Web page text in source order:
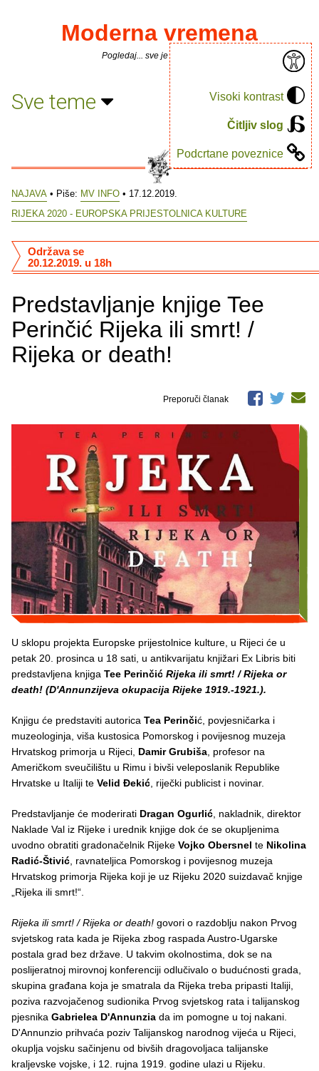
Visoki kontrast
Čitljiv slog
Podcrtane poveznice
Moderna vremena
Pogledaj... sve je puno knjiga.
Sve teme
NAJAVA • Piše: MV INFO • 17.12.2019.
RIJEKA 2020 - EUROPSKA PRIJESTOLNICA KULTURE
Predstavljanje knjige Tee
Perinčić Rijeka ili smrt! /
Rijeka or death!
Održava se
20.12.2019. u 18h
Preporuči članak
U sklopu projekta Europske prijestolnice kulture, u Rijeci će u
petak 20. prosinca u 18 sati, u antikvarijatu knjižari Ex Libris biti
predstavljena knjiga Tee Perinčić Rijeka ili smrt! / Rijeka or
death! (D'Annunzijeva okupacija Rijeke 1919.-1921.).
Knjigu će predstaviti autorica Tea Perinčić, povjesničarka i
muzeologinja, viša kustosica Pomorskog i povijesnog muzeja
Hrvatskog primorja u Rijeci, Damir Grubiša, profesor na
Američkom sveučilištu u Rimu i bivši veleposlanik Republike
Hrvatske u Italiji te Velid Đekić, riječki publicist i novinar.
Predstavljanje će moderirati Dragan Ogurlić, nakladnik, direktor
Naklade Val iz Rijeke i urednik knjige dok će se okupljenima
uvodno obratiti gradonačelnik Rijeke Vojko Obersnel te Nikolina
Radić-Štivić, ravnateljica Pomorskog i povijesnog muzeja
Hrvatskog primorja Rijeka koji je uz Rijeku 2020 suizdavač knjige
„Rijeka ili smrt!“.
Rijeka ili smrt! / Rijeka or death! govori o razdoblju nakon Prvog
svjetskog rata kada je Rijeka zbog raspada Austro-Ugarske
postala grad bez države. U takvim okolnostima, dok se na
poslijeratnoj mirovnoj konferenciji odlučivalo o budućnosti grada,
skupina građana koja je smatrala da Rijeka treba pripasti Italiji,
poziva razvojačenog sudionika Prvog svjetskog rata i talijanskog
pjesnika Gabrielea D'Annunzia da im pomogne u toj nakani.
D'Annunzio prihvaća poziv Talijanskog narodnog vijeća u Rijeci,
okuplja vojsku sačinjenu od bivših dragovoljaca talijanske
kraljevske vojske, i 12. rujna 1919. godine ulazi u Rijeku.